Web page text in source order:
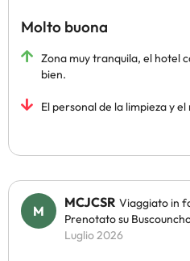
Molto buona
Zona muy tranquila, el hotel
bien.
El personal de la limpieza y
MCJCSR Viaggiato in
Prenotato su
Luglio 2026